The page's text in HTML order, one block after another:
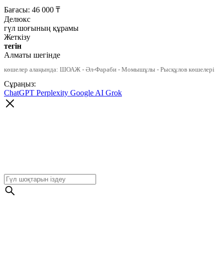
Бағасы: 46 000 ₸
Делюкс
гүл шоғының құрамы
Жеткізу
тегін
Алматы шегінде
көшелер алаңында: ШОАЖ - Әл-Фараби - Момышұлы - Рысқұлов көшелері
Сұраңыз:
ChatGPT Perplexity Google AI Grok